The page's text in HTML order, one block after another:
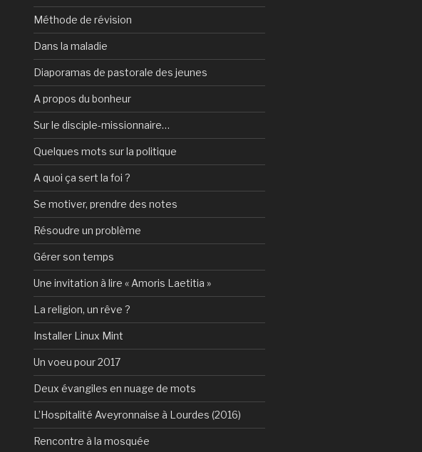
Méthode de révision
Dans la maladie
Diaporamas de pastorale des jeunes
A propos du bonheur
Sur le disciple-missionnaire…
Quelques mots sur la politique
A quoi ça sert la foi ?
Se motiver, prendre des notes
Résoudre un problème
Gérer son temps
Une invitation à lire « Amoris Laetitia »
La religion, un rêve ?
Installer Linux Mint
Un voeu pour 2017
Deux évangiles en nuage de mots
L’Hospitalité Aveyronnaise à Lourdes (2016)
Rencontre à la mosquée